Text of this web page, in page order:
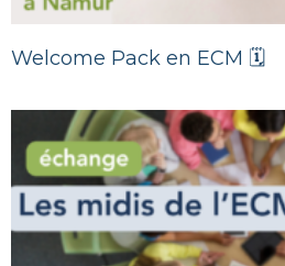
Welcome Pack en ECM 🗓